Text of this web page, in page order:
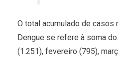
O total acumulado de
Dengue se refere à soma
(1.251), fevereiro (795),